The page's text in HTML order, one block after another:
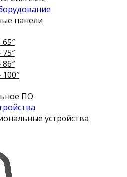
панели
ПО
устройства